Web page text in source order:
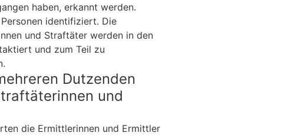
haben, erkannt werden.
identifiziert. Die
und Straftäter werden in den
und zum Teil zu
Dutzenden
und
die Ermittlerinnen und Ermittler